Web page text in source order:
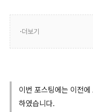
더보기
이번 포스팅에는 이전에
하였습니다.